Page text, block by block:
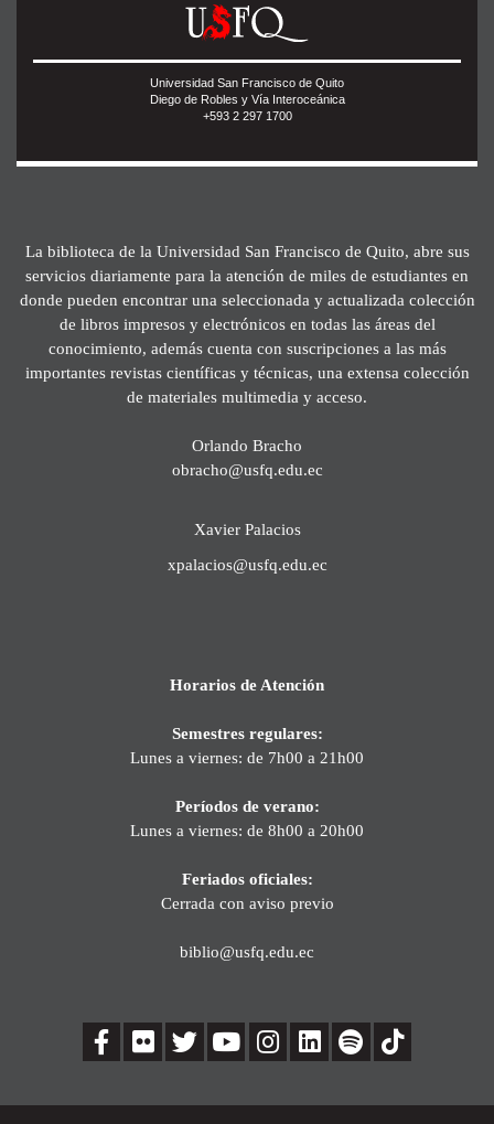
Universidad San Francisco de Quito
Diego de Robles y Vía Interoceánica
+593 2 297 1700
La biblioteca de la Universidad San Francisco de Quito, abre sus
servicios diariamente para la atención de miles de estudiantes en
donde pueden encontrar una seleccionada y actualizada colección
de libros impresos y electrónicos en todas las áreas del
conocimiento, además cuenta con suscripciones a las más
importantes revistas científicas y técnicas, una extensa colección
de materiales multimedia y acceso.
Orlando Bracho
obracho@usfq.edu.ec
Xavier Palacios
xpalacios@usfq.edu.ec
Horarios de Atención
Semestres regulares:
Lunes a viernes: de 7h00 a 21h00
Períodos de verano:
Lunes a viernes: de 8h00 a 20h00
Feriados oficiales:
Cerrada con aviso previo
biblio@usfq.edu.ec